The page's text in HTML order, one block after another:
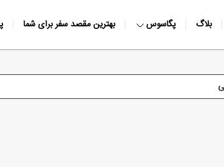
بلاگ پگاسوس بهترین مقصد سفر برای شما